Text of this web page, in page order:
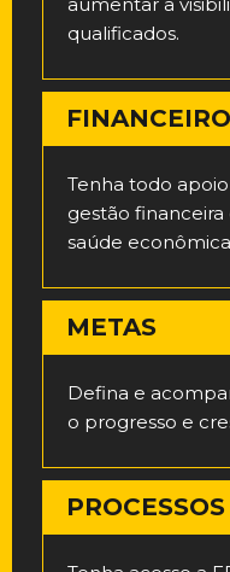
qualificados.
FINANCEIRO
Tenha todo
gestão
saúde
METAS
Defina e
o progresso e